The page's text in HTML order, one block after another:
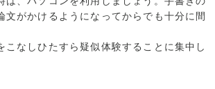
文がかけるようになってからでも十分に間
こなしひたすら疑似体験することに集中し